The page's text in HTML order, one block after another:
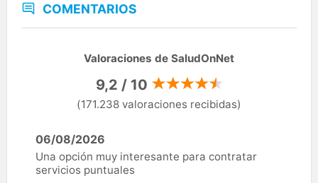
COMENTARIOS
Valoraciones de SaludOnNet
9,2 / 10
(171.238 valoraciones recibidas)
06/08/2026
Una opción muy interesante para contratar
servicios puntuales